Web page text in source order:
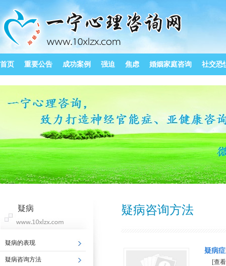
首页 重要公告 成功案例 强迫 焦虑 婚姻家庭咨询 社交恐
疑病
疑病的表现
疑病咨询方法
疑病咨询方法
疑病
[查